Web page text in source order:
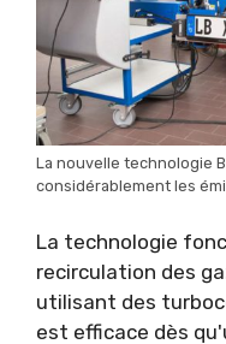
La nouvelle technologie
considérablement les
La technologie
recirculation des
utilisant des
est efficace dès